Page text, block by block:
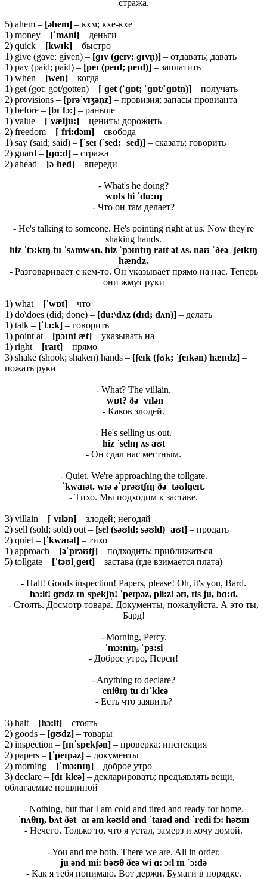
стража.
5) ahem – [əhem] – кхм; кхе-кхе
1) money – [ˈmʌni] – деньги
2) quick – [kwɪk] – быстро
1) give (gave; given) – [ɡɪv (ɡeɪv; ɡɪvn̩)] – отдавать; давать
1) pay (paid; paid) – [peɪ (peɪd; peɪd)] – заплатить
1) when – [wen] – когда
1) get (got; got/gotten) – [ˈɡet (ˈɡɒt; ˈɡɒt/ˈɡɒtn̩)] – получать
2) provisions – [prəˈvɪʒən̩z] – провизия; запасы провианта
1) before – [bɪˈfɔ:] – раньше
1) value – [ˈvælju:] – ценить; дорожить
2) freedom – [ˈfri:dəm] – свобода
1) say (said; said) – [ˈseɪ (ˈsed; ˈsed)] – сказать; говорить
2) guard – [ɡɑ:d] – стража
2) ahead – [əˈhed] – впереди
- What's he doing?
wɒts hi ˈdu:ɪŋ
- Что он там делает?
- He's talking to someone. He's pointing right at us. Now they're
shaking hands.
hiz ˈtɔ:kɪŋ tu ˈsʌmwʌn. hiz ˈpɔɪntɪŋ raɪt ət ʌs. naʊ ˈðeə ˈʃeɪkɪŋ
hændz.
- Разговаривает с кем-то. Он указывает прямо на нас. Теперь
они жмут руки
1) what – [ˈwɒt] – что
1) do\does (did; done) – [du:\dʌz (dɪd; dʌn)] – делать
1) talk – [ˈtɔ:k] – говорить
1) point at – [pɔɪnt æt] – указывать на
1) right – [raɪt] – прямо
3) shake (shook; shaken) hands – [ʃeɪk (ʃʊk; ˈʃeɪkən) hændz] –
пожать руки
- What? The villain.
ˈwɒt? ðə ˈvɪlən
- Каков злодей.
- He's selling us out.
hiz ˈselɪŋ ʌs aʊt
- Он сдал нас местным.
- Quiet. We're approaching the tollgate.
ˈkwaɪət. wɪə əˈprəʊtʃɪŋ ðə ˈtəʊlɡeɪt.
- Тихо. Мы подходим к заставе.
3) villain – [ˈvɪlən] – злодей; негодяй
2) sell (sold; sold) out – [sel (səʊld; səʊld) ˈaʊt] – продать
2) quiet – [ˈkwaɪət] – тихо
1) approach – [əˈprəʊtʃ] – подходить; приближаться
5) tollgate – [ˈtəʊlˌɡeɪt] – застава (где взимается плата)
- Halt! Goods inspection! Papers, please! Oh, it's you, Bard.
hɔ:lt! ɡʊdz ɪnˈspekʃn̩! ˈpeɪpəz, pli:z! əʊ, ɪts ju, bɑ:d.
- Стоять. Досмотр товара. Документы, пожалуйста. А это ты,
Бард!
- Morning, Percy.
ˈmɔ:nɪŋ, ˈpɜ:si
- Доброе утро, Перси!
- Anything to declare?
ˈeniθɪŋ tu dɪˈkleə
- Есть что заявить?
3) halt – [hɔ:lt] – стоять
2) goods – [ɡʊdz] – товары
2) inspection – [ɪnˈspekʃən] – проверка; инспекция
2) papers – [ˈpeɪpəz] – документы
2) morning – [ˈmɔ:nɪŋ] – доброе утро
3) declare – [dɪˈkleə] – декларировать; предъявлять вещи,
облагаемые пошлиной
- Nothing, but that I am cold and tired and ready for home.
ˈnʌθɪŋ, bʌt ðət ˈaɪ əm kəʊld ənd ˈtaɪəd ənd ˈredi fɔ: həʊm
- Нечего. Только то, что я устал, замерз и хочу домой.
- You and me both. There we are. All in order.
ju ənd mi: bəʊθ ðeə wi ɑ: ɔ:l ɪn ˈɔ:də
- Как я тебя понимаю. Вот держи. Бумаги в порядке.